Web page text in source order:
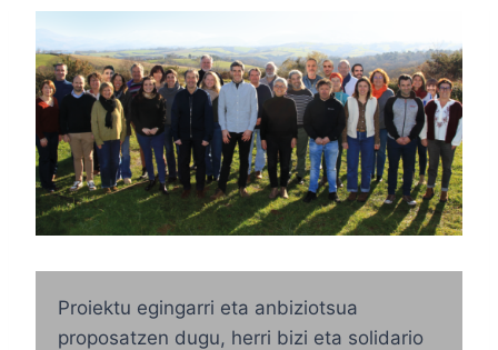
Proiektu egingarri eta anbiziotsua
proposatzen dugu, herri bizi eta solidario